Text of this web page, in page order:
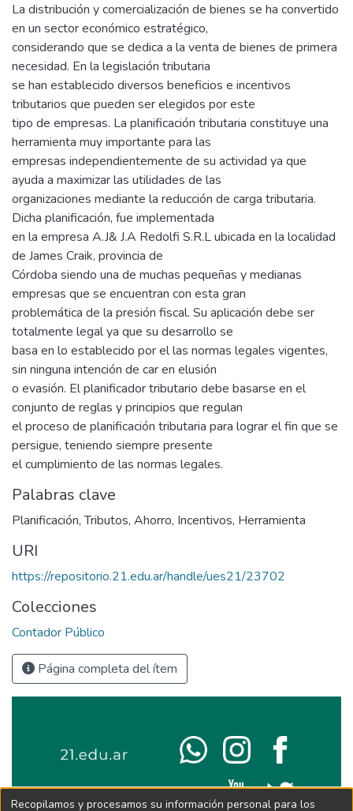
La distribución y comercialización de bienes se ha convertido
en un sector económico estratégico,
considerando que se dedica a la venta de bienes de primera
necesidad. En la legislación tributaria
se han establecido diversos beneficios e incentivos
tributarios que pueden ser elegidos por este
tipo de empresas. La planificación tributaria constituye una
herramienta muy importante para las
empresas independientemente de su actividad ya que
ayuda a maximizar las utilidades de las
organizaciones mediante la reducción de carga tributaria.
Dicha planificación, fue implementada
en la empresa A.J& J.A Redolfi S.R.L ubicada en la localidad
de James Craik, provincia de
Córdoba siendo una de muchas pequeñas y medianas
empresas que se encuentran con esta gran
problemática de la presión fiscal. Su aplicación debe ser
totalmente legal ya que su desarrollo se
basa en lo establecido por el las normas legales vigentes,
sin ninguna intención de car en elusión
o evasión. El planificador tributario debe basarse en el
conjunto de reglas y principios que regulan
el proceso de planificación tributaria para lograr el fin que se
persigue, teniendo siempre presente
el cumplimiento de las normas legales.
Palabras clave
Planificación,Tributos, Ahorro, Incentivos, Herramienta
URI
https://repositorio.21.edu.ar/handle/ues21/23702
Colecciones
Contador Público
Página completa del ítem
Recopilamos y procesamos su información personal para los